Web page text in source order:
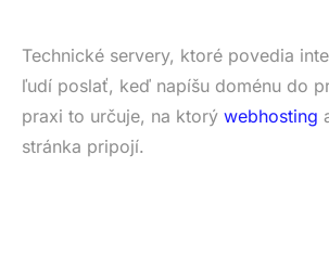
Technické servery, ktoré povedia
ľudí poslať, keď napíšu doménu do
praxi to určuje, na ktorý webhosting
stránka pripojí.